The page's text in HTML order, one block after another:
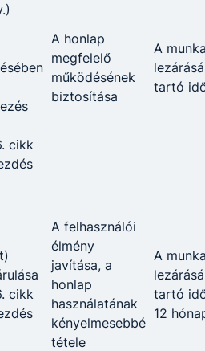
cikk
A honlap
megfelelő
működésének
biztosítása
A
tartó
cikk
A felhasználói
élmény
javítása, a
honlap
használatának
kényelmesebbé
tétele
A
tartó
12